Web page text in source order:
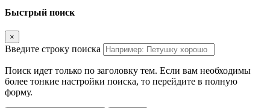
Быстрый поиск
×
Введите строку поиска
Поиск идет только по заголовку тем. Если вам необходимы
более тонкие настройки поиска, то перейдите в полную
форму.